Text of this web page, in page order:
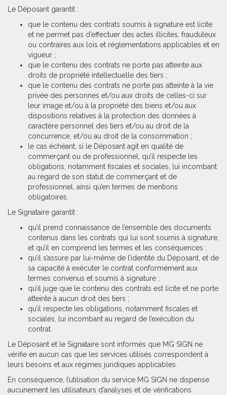
Le Déposant garantit :
que le contenu des contrats soumis à signature est licite
et ne permet pas d’effectuer des actes illicites, frauduleux
ou contraires aux lois et réglementations applicables et en
vigueur ;
que le contenu des contrats ne porte pas atteinte aux
droits de propriété intellectuelle des tiers ;
que le contenu des contrats ne porte pas atteinte à la vie
privée des personnes et/ou aux droits de celles-ci sur
leur image et/ou à la propriété des biens et/ou aux
dispositions relatives à la protection des données à
caractère personnel des tiers et/ou au droit de la
concurrence, et/ou au droit de la consommation ;
le cas échéant, si le Déposant agit en qualité de
commerçant ou de professionnel, qu’il respecte les
obligations, notamment fiscales et sociales, lui incombant
au regard de son statut de commerçant et de
professionnel, ainsi qu’en termes de mentions
obligatoires.
Le Signataire garantit :
qu’il prend connaissance de l’ensemble des documents
contenus dans les contrats qui lui sont soumis à signature,
et qu’il en comprend les termes et les conséquences ;
qu’il s’assure par lui-même de l’identité du Déposant, et de
sa capacité à exécuter le contrat conformément aux
termes convenus et soumis à signature ;
qu’il juge que le contenu des contrats est licite et ne porte
atteinte à aucun droit des tiers ;
qu’il respecte les obligations, notamment fiscales et
sociales, lui incombant au regard de l’exécution du
contrat.
Le Déposant et le Signataire sont informés que MG SIGN ne
vérifie en aucun cas que les services utilisés correspondent à
leurs besoins et aux régimes juridiques applicables.
En conséquence, l’utilisation du service MG SIGN ne dispense
aucunement les utilisateurs d’analyses et de vérifications